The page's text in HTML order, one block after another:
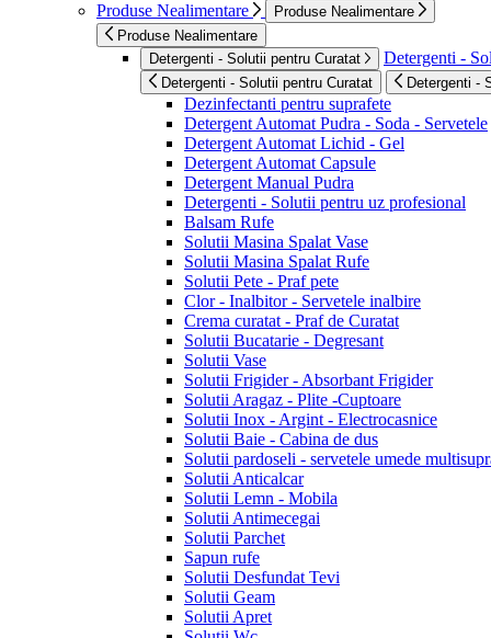
Produse Nealimentare
Produse Nealimentare
Produse Nealimentare
Detergenti - Solutii pentru Curatat
Detergenti -
Detergenti - Solutii pentru Curatat Detergenti -
Dezinfectanti pentru suprafete
Detergent Automat Pudra - Soda - Servetele
Detergent Automat Lichid - Gel
Detergent Automat Capsule
Detergent Manual Pudra
Detergenti - Solutii pentru uz profesional
Balsam Rufe
Solutii Masina Spalat Vase
Solutii Masina Spalat Rufe
Solutii Pete - Praf pete
Clor - Inalbitor - Servetele inalbire
Crema curatat - Praf de Curatat
Solutii Bucatarie - Degresant
Solutii Vase
Solutii Frigider - Absorbant Frigider
Solutii Aragaz - Plite -Cuptoare
Solutii Inox - Argint - Electrocasnice
Solutii Baie - Cabina de dus
Solutii pardoseli - servetele umede
Solutii Anticalcar
Solutii Lemn - Mobila
Solutii Antimecegai
Solutii Parchet
Sapun rufe
Solutii Desfundat Tevi
Solutii Geam
Solutii Apret